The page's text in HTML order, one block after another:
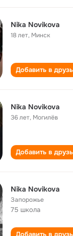
Nika Novikova
18 лет, Минск
Добавить в
Nika Novikova
36 лет, Могилёв
Добавить в
Nika Novikova
Запорожье
75 школа
Добавить в